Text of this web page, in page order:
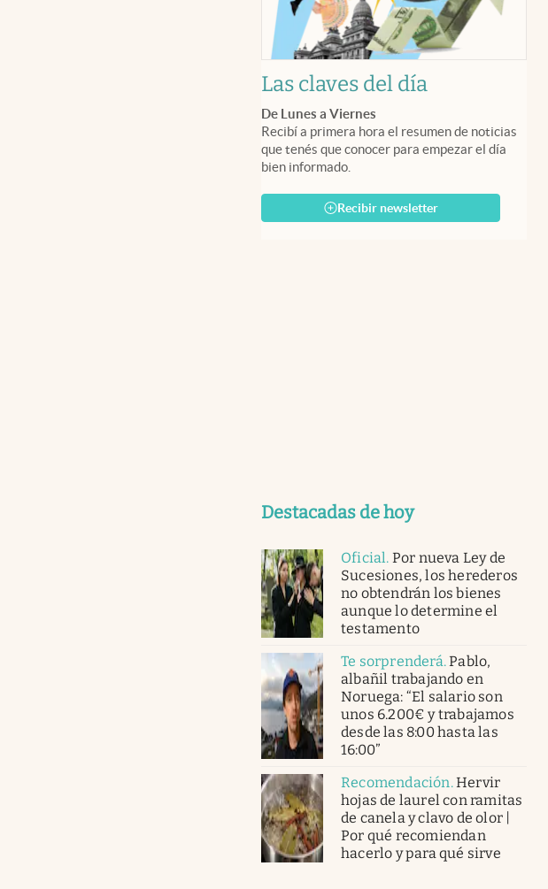
Las claves del día
De Lunes a Viernes
Recibí a primera hora el resumen de noticias
que tenés que conocer para empezar el día
bien informado.
Recibir newsletter
Destacadas de hoy
Oficial. Por nueva Ley de
Sucesiones, los herederos
no obtendrán los bienes
aunque lo determine el
testamento
Te sorprenderá.Pablo,
albañil trabajando en
Noruega: “El salario son
unos 6.200€ y trabajamos
desde las 8:00 hasta las
16:00”
Recomendación.Hervir
hojas de laurel con ramitas
de canela y clavo de olor |
Por qué recomiendan
hacerlo y para qué sirve